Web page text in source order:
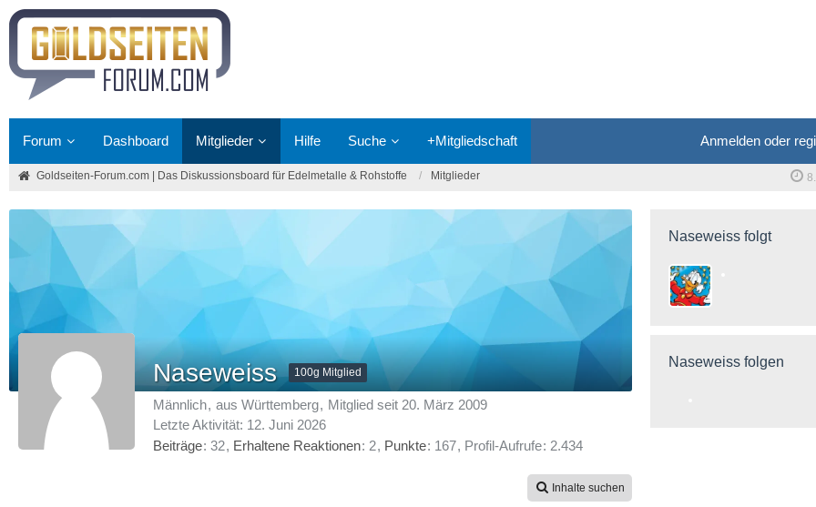
Forum Dashboard Mitglieder Hilfe Suche +Mitgliedschaft Anmelden oder
Goldseiten-Forum.com | Das Diskussionsboard für Edelmetalle & Rohstoffe Mitglieder
Naseweiss 100g Mitglied
Männlich aus Württemberg
Mitglied seit 20. März 2009
Letzte Aktivität: 12. Juni 2026
Beiträge 32 Erhaltene Reaktionen 2 Punkte 167 Profil-Aufrufe 2.434
Inhalte suchen
Naseweiss folgt
Naseweiss folgen